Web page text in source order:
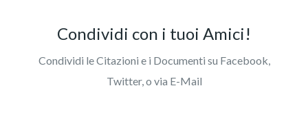
Condividi con i tuoi Amici!
Condividi le Citazioni e i Documenti su Facebook,
Twitter, o via E-Mail